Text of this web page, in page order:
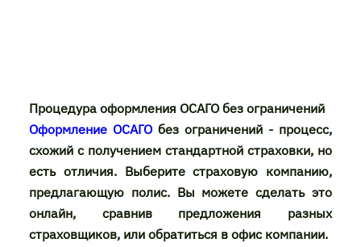
Процедура оформления ОСАГО без ограничений
Оформление ОСАГО без ограничений - процесс,
схожий с получением стандартной страховки, но
есть отличия. Выберите страховую компанию,
предлагающую полис. Вы можете сделать это
онлайн, сравнив предложения разных
страховщиков, или обратиться в офис компании.